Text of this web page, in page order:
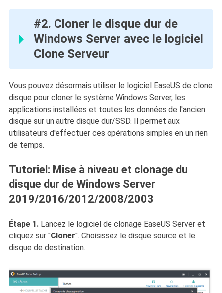
#2. Cloner le disque dur de
Windows Server avec le logiciel
Clone Serveur
Vous pouvez désormais utiliser le logiciel EaseUS de clone
disque pour cloner le système Windows Server, les
applications installées et toutes les données de l'ancien
disque sur un autre disque dur/SSD. Il permet aux
utilisateurs d'effectuer ces opérations simples en un rien
de temps.
Tutoriel: Mise à niveau et clonage du
disque dur de Windows Server
2019/2016/2012/2008/2003
Étape 1. Lancez le logiciel de clonage EaseUS Server et
cliquez sur "Cloner". Choisissez le disque source et le
disque de destination.